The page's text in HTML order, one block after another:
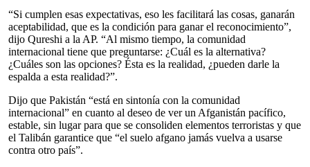
“Si cumplen esas expectativas, eso les facilitará las cosas, ganarán
aceptabilidad, que es la condición para ganar el reconocimiento”,
dijo Qureshi a la AP. “Al mismo tiempo, la comunidad
internacional tiene que preguntarse: ¿Cuál es la alternativa?
¿Cuáles son las opciones? Ésta es la realidad, ¿pueden darle la
espalda a esta realidad?”.
Dijo que Pakistán “está en sintonía con la comunidad
internacional” en cuanto al deseo de ver un Afganistán pacífico,
estable, sin lugar para que se consoliden elementos terroristas y que
el Talibán garantice que “el suelo afgano jamás vuelva a usarse
contra otro país”.